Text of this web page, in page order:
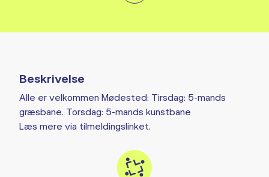
Beskrivelse
Alle er velkommen Mødested: Tirsdag: 5-mands
græsbane. Torsdag: 5-mands kunstbane
Læs mere via tilmeldingslinket.